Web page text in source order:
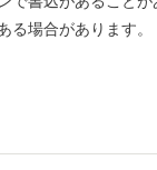
場合があります。